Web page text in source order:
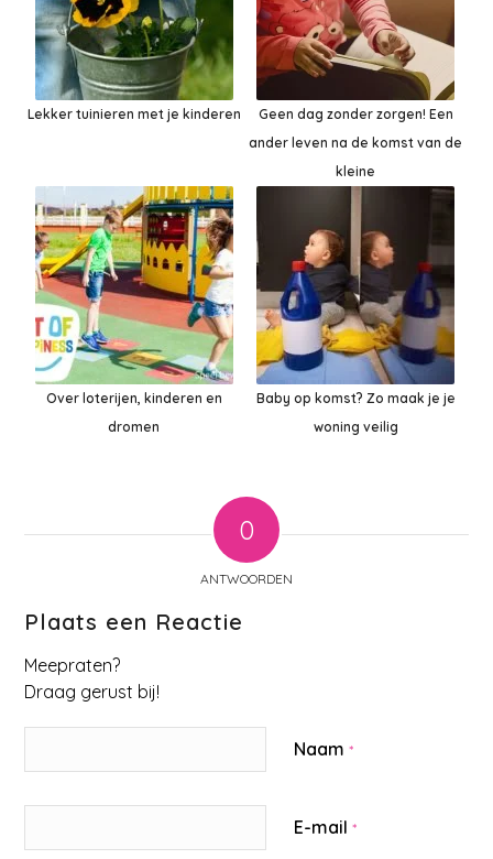
Lekker tuinieren met je kinderen
Geen dag zonder zorgen! Een
ander leven na de komst van de
kleine
Over loterijen, kinderen en
dromen
Baby op komst? Zo maak je je
woning veilig
0
ANTWOORDEN
Plaats een Reactie
Meepraten?
Draag gerust bij!
Naam*
E-mail*